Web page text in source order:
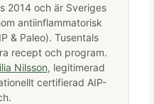
2014 och är Sveriges
antiinflammatorisk
& Paleo). Tusentals
recept och program.
Nilsson, legitimerad
certifierad AIP-